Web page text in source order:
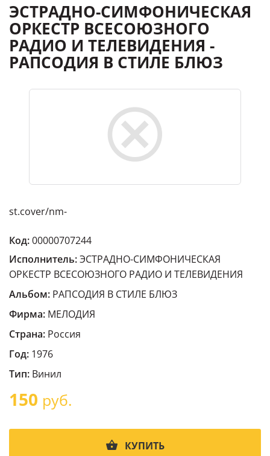
ЭСТРАДНО-СИМФОНИЧЕСКАЯ
ОРКЕСТР ВСЕСОЮЗНОГО
РАДИО И ТЕЛЕВИДЕНИЯ -
РАПСОДИЯ В СТИЛЕ БЛЮЗ
st.cover/nm-
Код:00000707244
Исполнитель:ЭСТРАДНО-СИМФОНИЧЕСКАЯ
ОРКЕСТР ВСЕСОЮЗНОГО РАДИО И ТЕЛЕВИДЕНИЯ
Альбом: РАПСОДИЯ В СТИЛЕ БЛЮЗ
Фирма: МЕЛОДИЯ
Страна: Россия
Год: 1976
Тип: Винил
150 руб.
КУПИТЬ